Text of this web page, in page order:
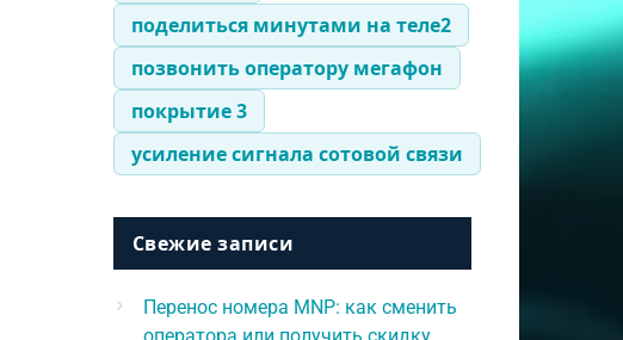
поделиться минутами на теле2
позвонить оператору мегафон
покрытие 3
усиление сигнала сотовой связи
Свежие записи
Перенос номера MNP: как сменить